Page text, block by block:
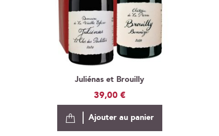
Juliénas et Brouilly
39,00 €
Ajouter au panier